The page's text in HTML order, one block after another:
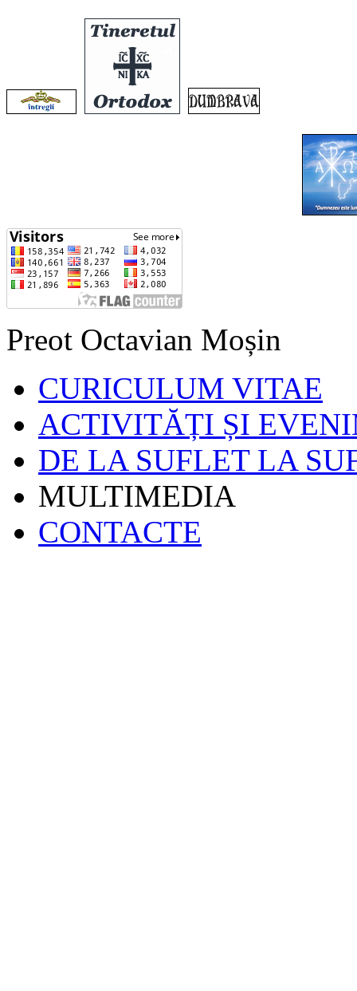
Preot Octavian Moșin
CURICULUM VITAE
ACTIVITĂȚI ȘI
DE LA SUFLET LA
MULTIMEDIA
CONTACTE